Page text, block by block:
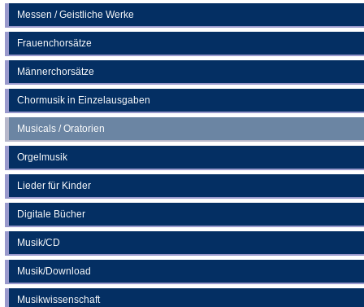
Messen / Geistliche Werke
Frauenchorsätze
Männerchorsätze
Chormusik in Einzelausgaben
Musicals / Oratorien
Orgelmusik
Lieder für Kinder
Digitale Bücher
Musik/CD
Musik/Download
Musikwissenschaft